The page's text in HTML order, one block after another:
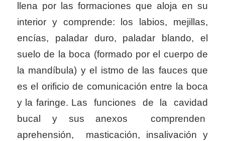
llena por las formaciones que aloja en su
interior y comprende: los labios, mejillas,
encías, paladar duro, paladar blando, el
suelo de la boca (formado por el cuerpo de
la mandíbula) y el istmo de las fauces que
es el orificio de comunicación entre la boca
y la faringe. Las funciones de la cavidad
bucal y sus anexos comprenden
aprehensión, masticación, insalivación y